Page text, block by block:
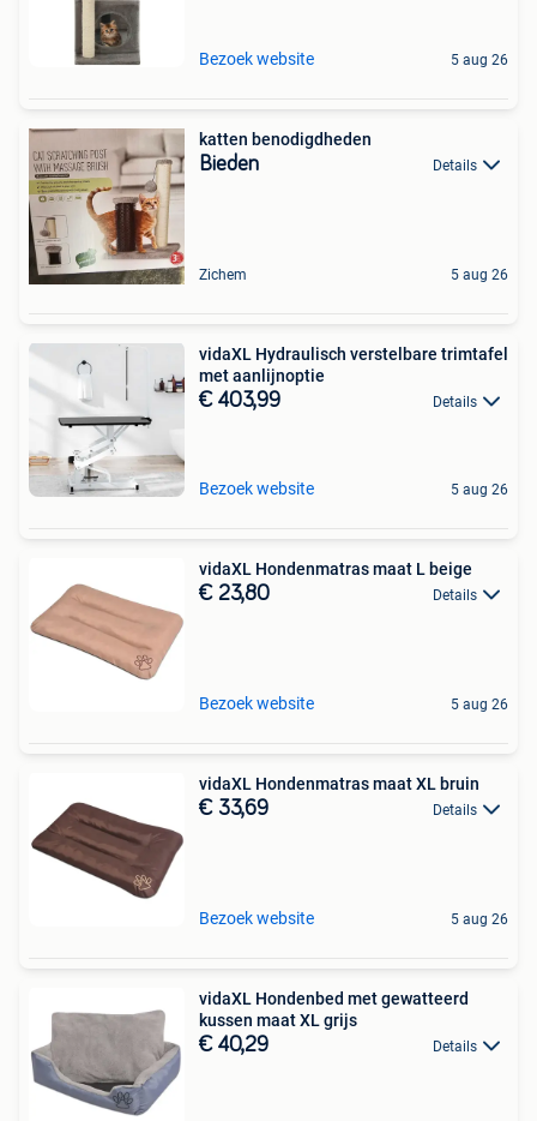
Bezoek website 5 aug 26
katten benodigdheden
Bieden Details
Zichem 5 aug 26
vidaXL Hydraulisch verstelbare trimtafel
met aanlijnoptie
€ 403,99 Details
Bezoek website 5 aug 26
vidaXL Hondenmatras maat L beige
€ 23,80 Details
Bezoek website 5 aug 26
vidaXL Hondenmatras maat XL bruin
€ 33,69 Details
Bezoek website 5 aug 26
vidaXL Hondenbed met gewatteerd
kussen maat XL grijs
€ 40,29 Details